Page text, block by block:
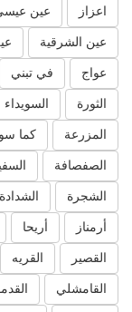
اعزاز عين
عين الشرقية
عواج في تبني
الثورة السويداء
المزرعة كما
الصفصافة
الشجرة الشدادة
أرمناز أريحا
القصير القريه
القامشلي